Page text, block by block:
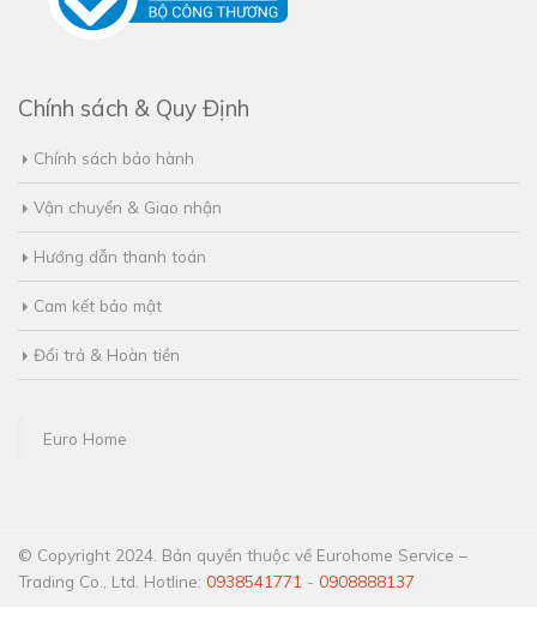
Chính sách & Quy Định
Chính sách bảo hành
Vận chuyển & Giao nhận
Hướng dẫn thanh toán
Cam kết bảo mật
Đổi trả & Hoàn tiền
Euro Home
© Copyright 2024. Bản quyền thuộc về Eurohome Service –
Trading Co., Ltd. Hotline: 0938541771 - 0908888137